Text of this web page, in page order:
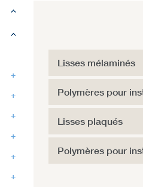
Lisses mélaminés
Polymères pour
Lisses plaqués
Polymères pour